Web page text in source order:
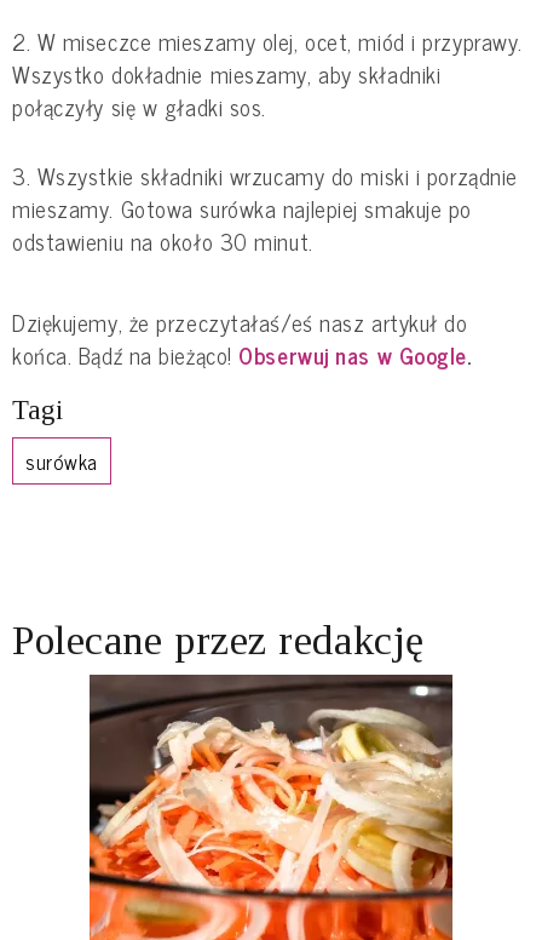
2. W miseczce mieszamy olej, ocet, miód i przyprawy.
Wszystko dokładnie mieszamy, aby składniki
połączyły się w gładki sos.
3. Wszystkie składniki wrzucamy do miski i porządnie
mieszamy. Gotowa surówka najlepiej smakuje po
odstawieniu na około 30 minut.
Dziękujemy, że przeczytałaś/eś nasz artykuł do
końca. Bądź na bieżąco! Obserwuj nas w Google.
Tagi
surówka
Polecane przez redakcję